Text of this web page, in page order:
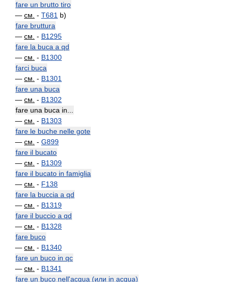
fare un brutto tiro
— см. - T681 b)
fare bruttura
— см. - B1295
fare la buca a qd
— см. - B1300
farci buca
— см. - B1301
fare una buca
— см. - B1302
fare una buca in...
— см. - B1303
fare le buche nelle gote
— см. - G899
fare il bucato
— см. - B1309
fare il bucato in famiglia
— см. - F138
fare la buccia a qd
— см. - B1319
fare il buccio a qd
— см. - B1328
fare buco
— см. - B1340
fare un buco in qc
— см. - B1341
fare un buco nell'acqua (или in acqua)